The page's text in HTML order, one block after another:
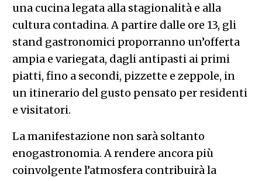
una cucina legata alla stagionalità e alla
cultura contadina. A partire dalle ore 13, gli
stand gastronomici proporranno un’offerta
ampia e variegata, dagli antipasti ai primi
piatti, fino a secondi, pizzette e zeppole, in
un itinerario del gusto pensato per residenti
e visitatori.
La manifestazione non sarà soltanto
enogastronomia. A rendere ancora più
coinvolgente l’atmosfera contribuirà la